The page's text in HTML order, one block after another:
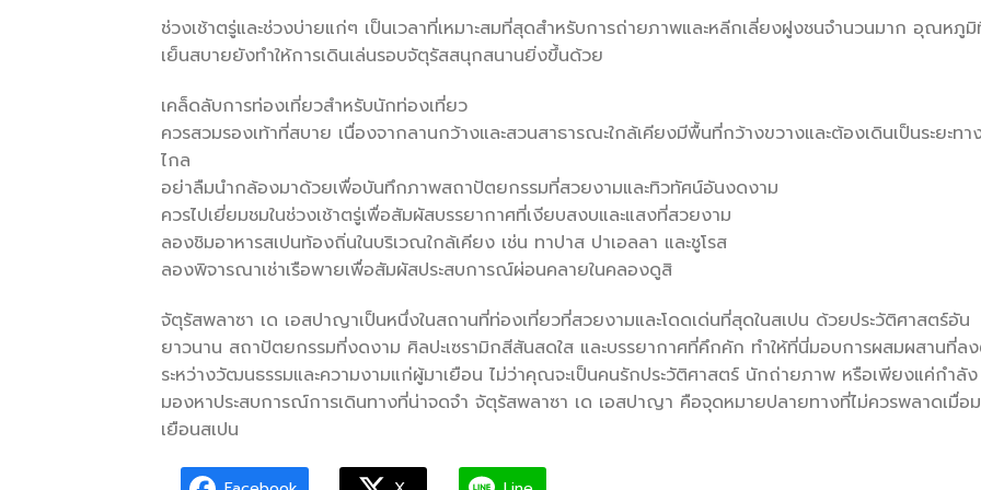
ช่วงเช้าตรู่และช่วงบ่ายแก่ๆ เป็นเวลาที่เหมาะสมที่สุดสำหรับการถ่ายภาพและหลีกเลี่ยงฝูงชนจำนวนมาก อุณหภู
เย็นสบายยังทำให้การเดินเล่นรอบจัตุรัสสนุกสนานยิ่งขึ้นด้วย
เคล็ดลับการท่องเที่ยวสำหรับนักท่องเที่ยว
ควรสวมรองเท้าที่สบาย เนื่องจากลานกว้างและสวนสาธารณะใกล้เคียงมีพื้นที่กว้างขวางและต้องเดินเป็นระยะทา
ไกล
อย่าลืมนำกล้องมาด้วยเพื่อบันทึกภาพสถาปัตยกรรมที่สวยงามและทิวทัศน์อันงดงาม
ควรไปเยี่ยมชมในช่วงเช้าตรู่เพื่อสัมผัสบรรยากาศที่เงียบสงบและแสงที่สวยงาม
ลองชิมอาหารสเปนท้องถิ่นในบริเวณใกล้เคียง เช่น ทาปาส ปาเอลลา และชูโรส
ลองพิจารณาเช่าเรือพายเพื่อสัมผัสประสบการณ์ผ่อนคลายในคลองดูสิ
จัตุรัสพลาซา เด เอสปาญาเป็นหนึ่งในสถานที่ท่องเที่ยวที่สวยงามและโดดเด่นที่สุดในสเปน ด้วยประวัติศาสตร์อัน
ยาวนาน สถาปัตยกรรมที่งดงาม ศิลปะเซรามิกสีสันสดใส และบรรยากาศที่คึกคัก ทำให้ที่นี่มอบการผสมผสานที่ล
ระหว่างวัฒนธรรมและความงามแก่ผู้มาเยือน ไม่ว่าคุณจะเป็นคนรักประวัติศาสตร์ นักถ่ายภาพ หรือเพียงแค่กำลัง
มองหาประสบการณ์การเดินทางที่น่าจดจำ จัตุรัสพลาซา เด เอสปาญา คือจุดหมายปลายทางที่ไม่ควรพลาดเมื่อ
เยือนสเปน